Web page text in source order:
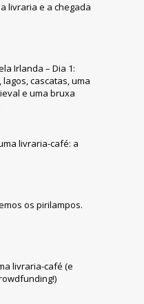
livraria e a chegada
Irlanda – Dia 1:
cascatas, uma
e uma bruxa
livraria-café: a
os pirilampos.
livraria-café (e